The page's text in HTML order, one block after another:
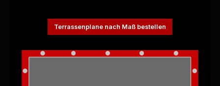
Terrassenplane nach Maß bestellen